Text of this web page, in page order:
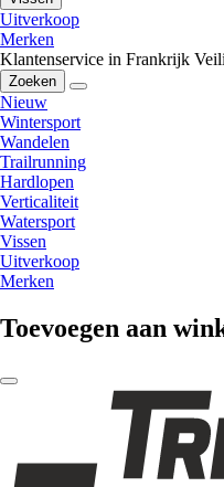
Uitverkoop
Merken
Klantenservice in Frankrijk
Zoeken
Nieuw
Wintersport
Wandelen
Trailrunning
Hardlopen
Verticaliteit
Watersport
Vissen
Uitverkoop
Merken
Toevoegen aan